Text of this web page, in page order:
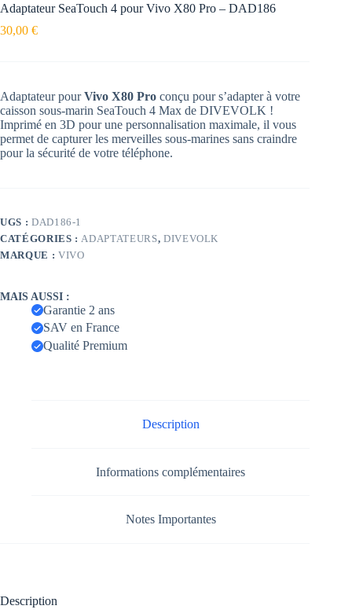
Adaptateur SeaTouch 4 pour Vivo X80 Pro – DAD186
30,00 €
Adaptateur pourVivo X80 Pro conçu pour s’adapter à votre
caisson sous-marin SeaTouch 4 Max de DIVEVOLK !
Imprimé en 3D pour une personnalisation maximale, il vous
permet de capturer les merveilles sous-marines sans craindre
pour la sécurité de votre téléphone.
UGS : DAD186-1
CATÉGORIES : ADAPTATEURS, DIVEVOLK
MARQUE : VIVO
MAIS AUSSI :
Garantie 2 ans
SAV en France
Qualité Premium
Description
Informations complémentaires
Notes Importantes
Description